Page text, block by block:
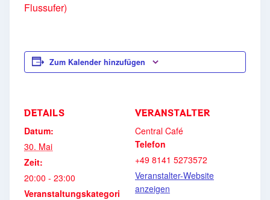
Flussufer)
Zum Kalender hinzufügen
DETAILS
Datum:
30. Mai
Zeit:
20:00 - 23:00
Veranstaltungskategori
VERANSTALTER
Central Café
Telefon
+49 8141 5273572
Veranstalter-Website
anzeigen